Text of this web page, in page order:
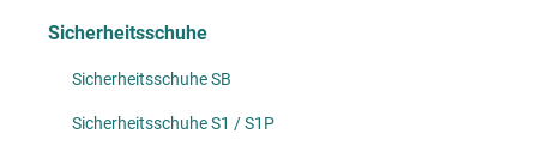
Sicherheitsschuhe
Sicherheitsschuhe SB
Sicherheitsschuhe S1 / S1P